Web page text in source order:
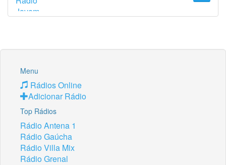
Menu
Rádios Online
Adicionar Rádio
Top Rádios
Rádio Antena 1
Rádio Gaúcha
Rádio Villa Mix
Rádio Grenal